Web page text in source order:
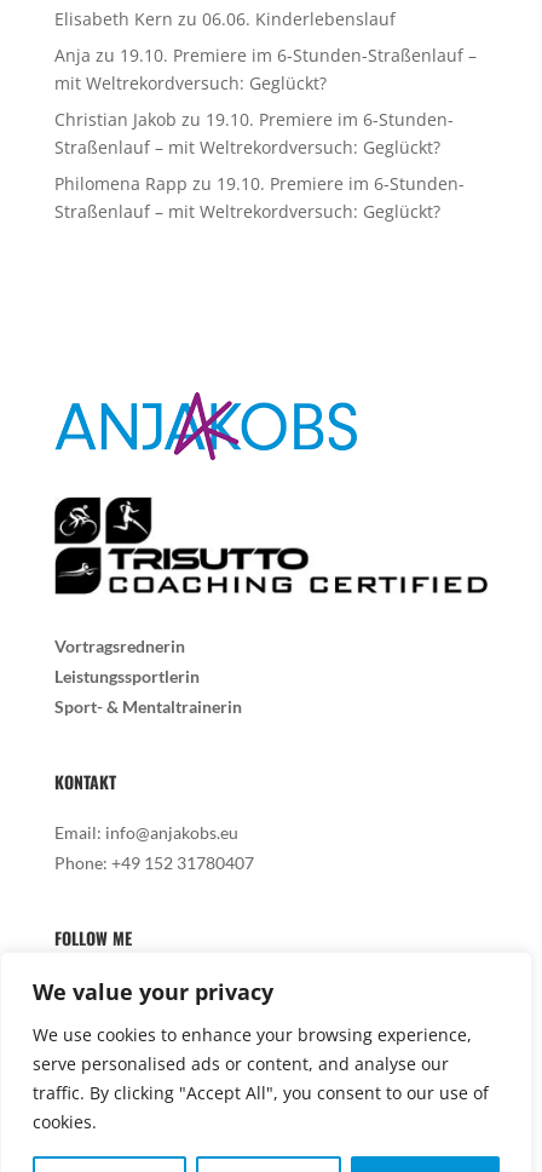
We value your privacy
We use cookies to enhance your browsing experience,
serve personalised ads or content, and analyse our
traffic. By clicking "Accept All", you consent to our use of
cookies.
Elisabeth Kern zu 06.06. Kinderlebenslauf
Anja zu 19.10. Premiere im 6-Stunden-Straßenlauf –
mit Weltrekordversuch: Geglückt?
Christian Jakob zu 19.10. Premiere im 6-Stunden-
Straßenlauf – mit Weltrekordversuch: Geglückt?
Philomena Rapp zu 19.10. Premiere im 6-Stunden-
Straßenlauf – mit Weltrekordversuch: Geglückt?
Vortragsrednerin
Leistungssportlerin
Sport- & Mentaltrainerin
KONTAKT
Email: info@anjakobs.eu
Phone: +49 152 31780407
FOLLOW ME
